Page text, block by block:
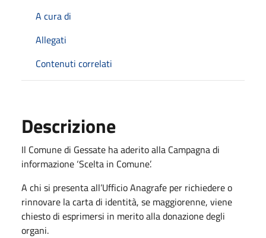
A cura di
Allegati
Contenuti correlati
Descrizione
Il Comune di Gessate ha aderito alla Campagna di
informazione ‘Scelta in Comune’.
A chi si presenta all’Ufficio Anagrafe per richiedere o
rinnovare la carta di identità, se maggiorenne, viene
chiesto di esprimersi in merito alla donazione degli
organi.